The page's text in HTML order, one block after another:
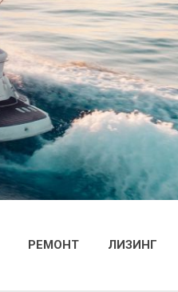
РЕМОНТ ЛИЗИНГ